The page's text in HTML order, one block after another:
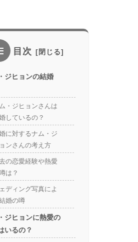
目次
ジヒョンの結婚
・ジヒョンさんは
しているの？
に対するナム・ジ
ンさんの考え方
の恋愛経験や熱愛
は？
ディング写真によ
婚の噂
ジヒョンに熱愛の
いるの？